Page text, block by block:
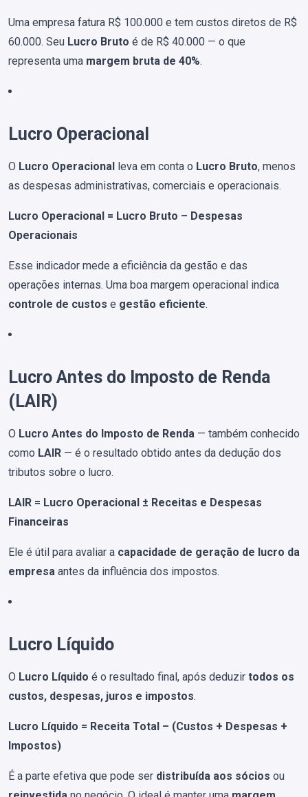
Uma empresa fatura R$ 100.000 e tem custos diretos de R$
60.000. Seu Lucro Bruto é de R$ 40.000 — o que
representa uma margem bruta de 40%.
Lucro Operacional
O Lucro Operacional leva em conta o Lucro Bruto, menos
as despesas administrativas, comerciais e operacionais.
Lucro Operacional = Lucro Bruto – Despesas
Operacionais
Esse indicador mede a eficiência da gestão e das
operações internas. Uma boa margem operacional indica
controle de custos e gestão eficiente.
Lucro Antes do Imposto de Renda
(LAIR)
O Lucro Antes do Imposto de Renda — também conhecido
como LAIR — é o resultado obtido antes da dedução dos
tributos sobre o lucro.
LAIR = Lucro Operacional ± Receitas e Despesas
Financeiras
Ele é útil para avaliar a capacidade de geração de lucro da
empresa antes da influência dos impostos.
Lucro Líquido
O Lucro Líquido é o resultado final, após deduzir todos os
custos, despesas, juros e impostos.
Lucro Líquido = Receita Total – (Custos + Despesas +
Impostos)
É a parte efetiva que pode ser distribuída aos sócios ou